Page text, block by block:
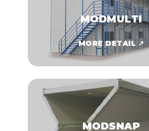
MODMULTI
MORE DETAIL ↗
MODSNAP